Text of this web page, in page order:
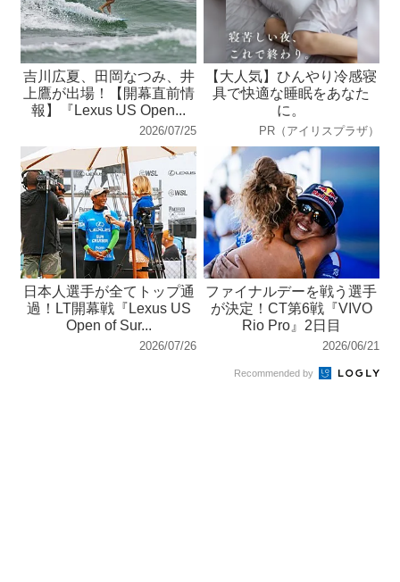
吉川広夏、田岡なつみ、井
上鷹が出場！【開幕直前情
報】『Lexus US Open...
2026/07/25
【大人気】ひんやり冷感寝
具で快適な睡眠をあなた
に。
PR（アイリスプラザ）
日本人選手が全てトップ通
過！LT開幕戦『Lexus US
Open of Sur...
2026/07/26
ファイナルデーを戦う選手
が決定！CT第6戦『VIVO
Rio Pro』2日目
2026/06/21
Recommended by